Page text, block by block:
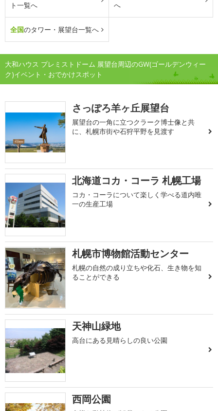
ト一覧へ
へ
全国のタワー・展望台一覧へ
大和ハウス プレミストドーム 展望台周辺のGW(ゴールデンウィー
ク)イベント・おでかけスポット
さっぽろ羊ヶ丘展望台
展望台の一角に立つクラーク博士像と共
に、札幌市街や石狩平野を見渡す
北海道コカ・コーラ 札幌工場
コカ・コーラについて楽しく学べる道内唯
一の生産工場
札幌市博物館活動センター
札幌の自然の成り立ちや化石、生き物を知
ることができる
天神山緑地
高台にある見晴らしの良い公園
西岡公園